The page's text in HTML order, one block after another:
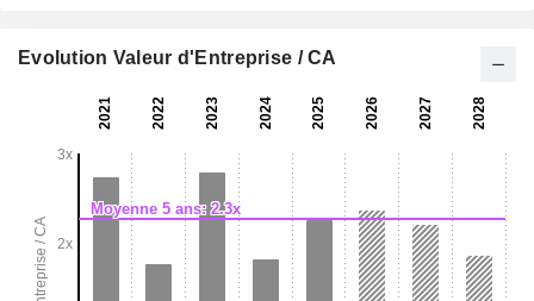
Evolution Valeur d'Entreprise / CA